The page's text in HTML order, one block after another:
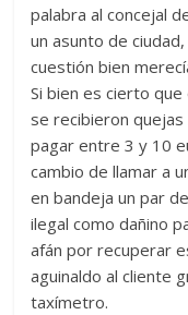
palabra al concejal
un asunto de
cuestión bien
Si bien es cierto
se recibieron
pagar entre 3 y 10
cambio de llamar a
en bandeja un par
ilegal como dañino
afán por recuperar
aguinaldo al cliente
taxímetro.